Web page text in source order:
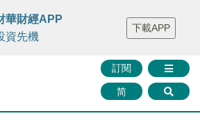
FINMETA 財華證券 媒體矩陣
智庫沙龍
聯絡我們
訂閱
简
華財經APP
資先機
下載APP